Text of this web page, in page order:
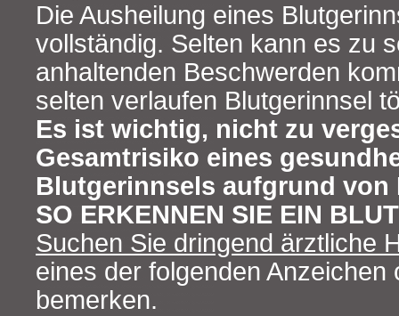
Die Ausheilung eines
vollständig. Selten kann es zu
anhaltenden Beschwerden
selten verlaufen Blutgerinnsel
Es ist wichtig, nicht zu
Gesamtrisiko eines
Blutgerinnsels aufgrund
SO ERKENNEN SIE EIN
Suchen Sie dringend ärztliche
eines der folgenden Anzeichen
bemerken.